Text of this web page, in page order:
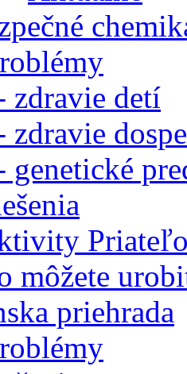
zdravie detí
zdravie
genetické
môžete
priehrada